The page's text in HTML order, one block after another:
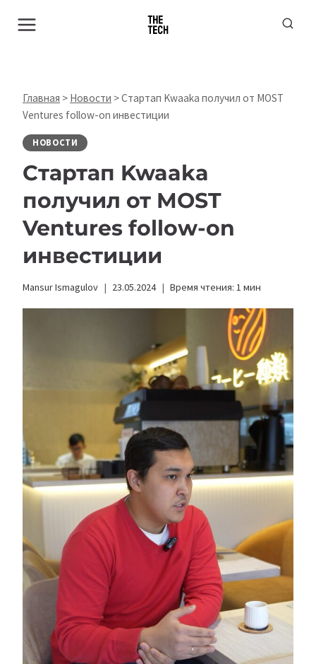
Главная > Новости >Стартап Kwaaka получил от MOST
Ventures follow-on инвестиции
НОВОСТИ
Стартап Kwaaka
получил от MOST
Ventures follow-on
инвестиции
Mansur Ismagulov 23.05.2024 Время чтения: 1 мин